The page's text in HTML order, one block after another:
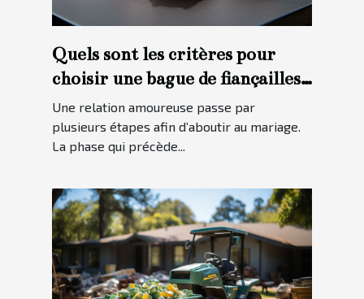
Quels sont les critères pour
choisir une bague de fiançailles
?
Une relation amoureuse passe par
plusieurs étapes afin d’aboutir au mariage.
La phase qui précède...